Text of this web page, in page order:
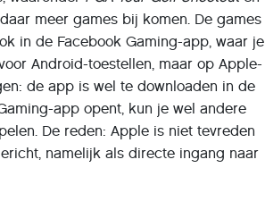
meer games bij komen. De games
in de Facebook Gaming-app, waar je
Android-toestellen, maar op Apple-
de app is wel te downloaden in de
app opent, kun je wel andere
De reden: Apple is niet tevreden
namelijk als directe ingang naar